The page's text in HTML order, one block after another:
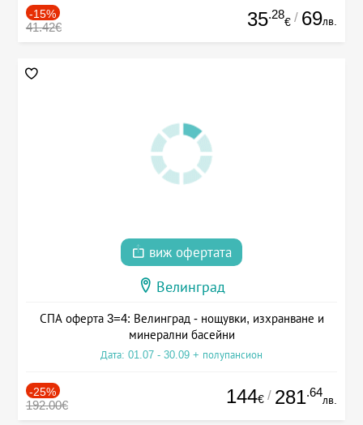
-15%
41.42€ 35.28
€ / 69лв.
виж офертата
Велинград
СПА оферта 3=4: Велинград - нощувки, изхранване и
минерални басейни
Дата: 01.07 - 30.09 + полупансион
-25%
192.00€ 144€ / 281.64
лв.